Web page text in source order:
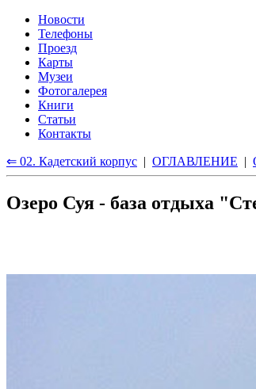
Новости
Телефоны
Проезд
Карты
Музеи
Фотогалерея
Книги
Статьи
Контакты
⇐ 02. Кадетский корпус | ОГЛАВЛЕНИЕ |
Озеро Суя - база отдыха